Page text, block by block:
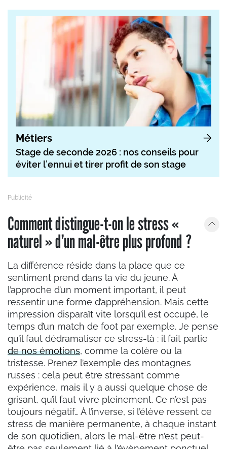
Métiers
Stage de seconde 2026 : nos conseils pour
éviter l’ennui et tirer profit de son stage
Comment distingue-t-on le stress «
naturel » d’un mal-être plus profond ?
La différence réside dans la place que ce
sentiment prend dans la vie du jeune. À
l’approche d’un moment important, il peut
ressentir une forme d’appréhension. Mais cette
impression disparaît vite lorsqu’il est occupé, le
temps d’un match de foot par exemple. Je pense
qu’il faut dédramatiser ce stress-là : il fait partie
de nos émotions, comme la colère ou la
tristesse. Prenez l’exemple des montagnes
russes : cela peut être stressant comme
expérience, mais il y a aussi quelque chose de
grisant, qu’il faut vivre pleinement. Ce n’est pas
toujours négatif… À l’inverse, si l’élève ressent ce
stress de manière permanente, à chaque instant
de son quotidien, alors le mal-être n’est peut-